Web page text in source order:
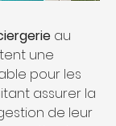
au
une
pour les
assurer la
de leur